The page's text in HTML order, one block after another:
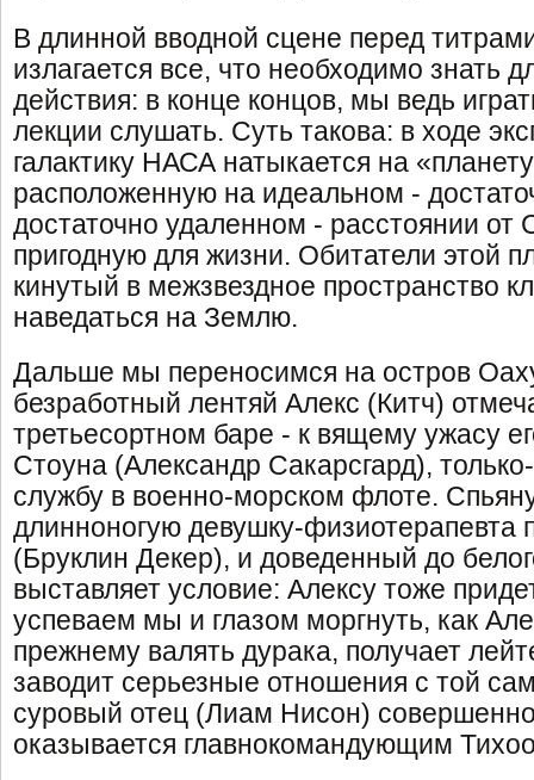
В длинной вводной сцене перед
излагается все, что необходимо знать
действия: в конце концов, мы ведь
лекции слушать. Суть такова: в ходе
галактику НАСА натыкается на
расположенную на идеальном -
достаточно удаленном - расстоянии от
пригодную для жизни. Обитатели этой
кинутый в межзвездное пространство
наведаться на Землю.
Дальше мы переносимся на остров
безработный лентяй Алекс (Китч)
третьесортном баре - к вящему ужасу
Стоуна (Александр Сакарсгард),
службу в военно-морском флоте.
длинноногую девушку-
(Бруклин Декер), и доведенный до
выставляет условие: Алексу тоже
успеваем мы и глазом моргнуть, как
прежнему валять дурака, получает
заводит серьезные отношения с той
суровый отец (Лиам Нисон)
оказывается главнокомандующим